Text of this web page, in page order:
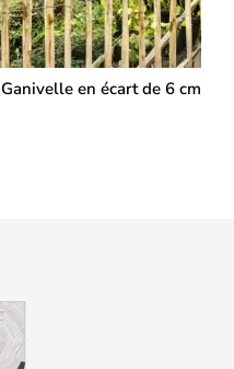
Ganivelle en écart de 6 cm